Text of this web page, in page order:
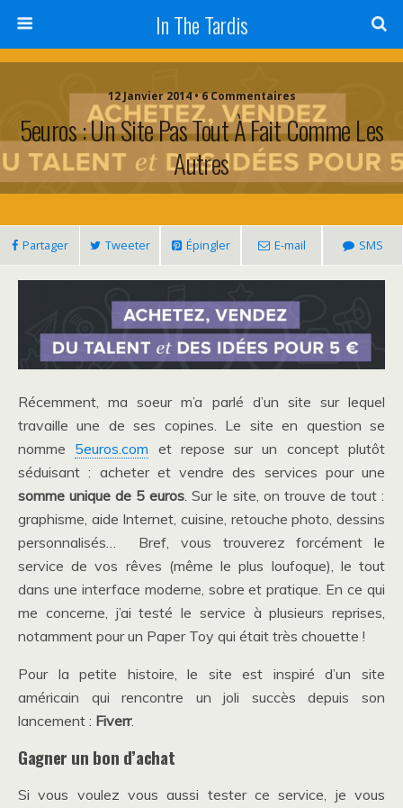
In The Tardis
12 Janvier 2014 • 6 Commentaires
5euros : Un Site Pas Tout À Fait Comme Les
Autres
Partager Tweeter Épingler E-mail SMS
Récemment, ma soeur m’a parlé d’un site sur lequel
travaille une de ses copines. Le site en question se
nomme 5euros.com et repose sur un concept plutôt
séduisant : acheter et vendre des services pour une
somme unique de 5 euros. Sur le site, on trouve de tout :
graphisme, aide Internet, cuisine, retouche photo, dessins
personnalisés… Bref, vous trouverez forcément le
service de vos rêves (même le plus loufoque), le tout
dans une interface moderne, sobre et pratique. En ce qui
me concerne, j’ai testé le service à plusieurs reprises,
notamment pour un Paper Toy qui était très chouette !
Pour la petite histoire, le site est inspiré d’un site
américain qui rencontre un joli succès depuis son
lancement : Fiverr.
Gagner un bon d’achat
Si vous voulez vous aussi tester ce service, je vous